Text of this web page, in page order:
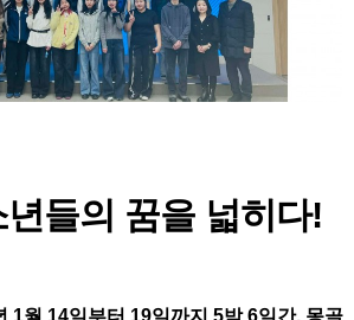
들의 꿈을 넓히다!